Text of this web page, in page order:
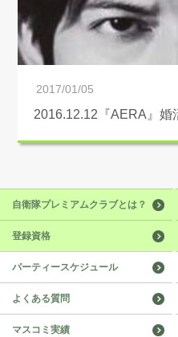
2017/01/05
2016.12.12『AERA』
自衛隊プレミアムクラブとは？
登録資格
パーティースケジュール
よくある質問
マスコミ実績